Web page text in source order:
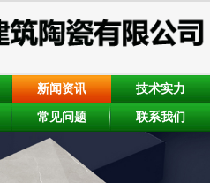
新闻资讯 技术实力
常见问题 联系我们